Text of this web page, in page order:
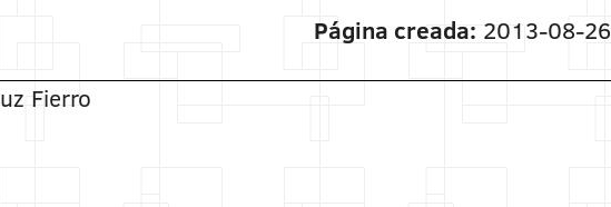
Página creada: 2013-08-26
Fierro